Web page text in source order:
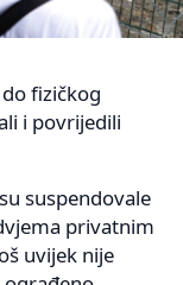
fizičkog
i povrijedili
suspendovale
privatnim
uvijek nije